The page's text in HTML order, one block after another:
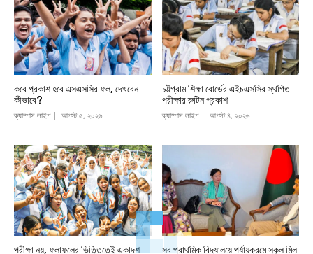
কবে প্রকাশ হবে এসএসসির ফল, দেখবেন
কীভাবে?
ক্যাম্পাস লাইপ আগস্ট ৫, ২০২৬
চট্টগ্রাম শিক্ষা বোর্ডের এইচএসসির স্থগিত
পরীক্ষার রুটিন প্রকাশ
ক্যাম্পাস লাইপ আগস্ট ৪, ২০২৬
পরীক্ষা নয়, ফলাফলের ভিত্তিতেই একাদশ
সব প্রাথমিক বিদ্যালয়ে পর্যায়ক্রমে স্কুল মিল